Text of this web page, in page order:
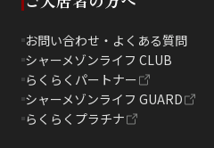
お問い合わせ・よくある質問
シャーメゾンライフ CLUB
らくらくパートナー
シャーメゾンライフ GUARD
らくらくプラチナ